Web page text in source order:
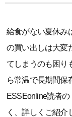
給食がない夏休み
の買い出しは大変
てしまうのも困り
ら常温で長期間保
ESSEonline読者
く、詳しくご紹介